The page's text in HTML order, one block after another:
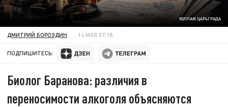
КОЛЛАЖ ЦАРЬГРАДА
ДМИТРИЙ БОРОЗДИН 14 МАЯ 07:18
ПОДПИШИТЕСЬ:
Биолог Баранова: различия в
переносимости алкоголя объясняются